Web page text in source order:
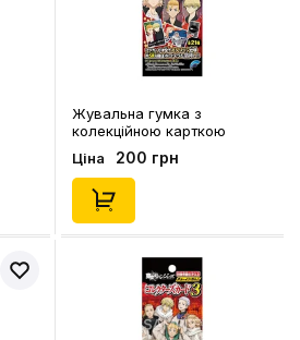
Жувальна гумка з
колекційною карткою
Kodansha: Tokyo Revengers
(Vol. 2), (21039)
Ціна 200 грн